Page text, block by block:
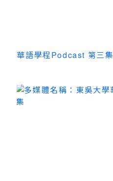
華語學程Podcast 第三集